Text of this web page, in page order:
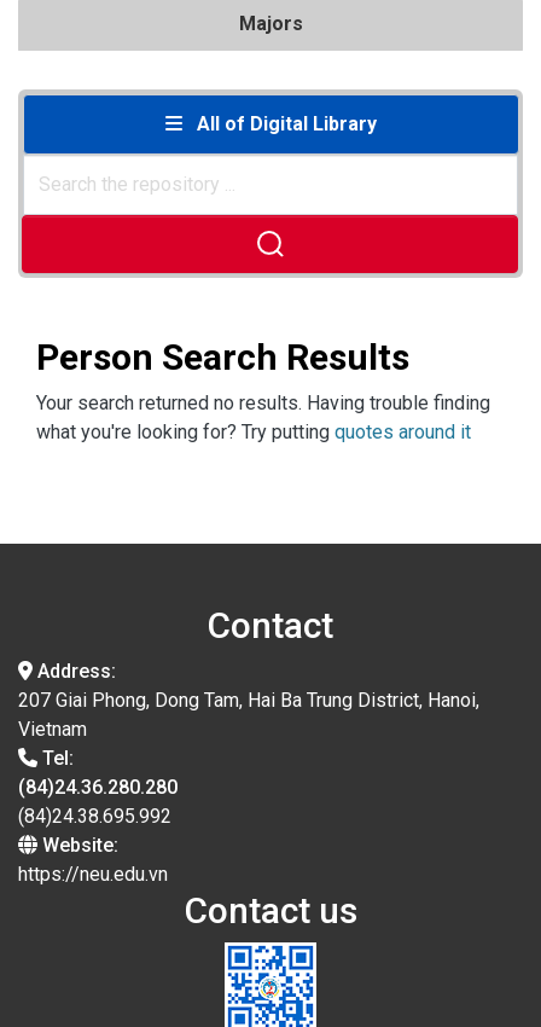
Majors
All of Digital Library
Person Search Results
Your search returned no results. Having trouble finding
what you're looking for? Try putting quotes around it
Contact
Address:
207 Giai Phong, Dong Tam, Hai Ba Trung District, Hanoi,
Vietnam
Tel:
(84)24.36.280.280
(84)24.38.695.992
Website:
https://neu.edu.vn
Contact us